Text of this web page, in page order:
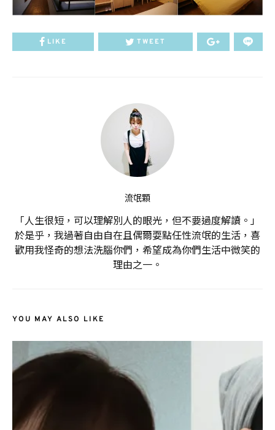
LIKE TWEET
流氓顆
「人生很短，可以理解別人的眼光，但不要過度解讀。」
於是乎，我過著自由自在且偶爾耍點任性流氓的生活，喜
歡用我怪奇的想法洗腦你們，希望成為你們生活中微笑的
理由之一。
YOU MAY ALSO LIKE